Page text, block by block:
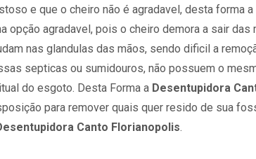
e que o cheiro não é agradavel, desta forma a
opção agradavel, pois o cheiro demora a sair
nas glandulas das mãos, sendo dificil a
septicas ou sumidouros, não possuem o
do esgoto. Desta Forma a Desentupidora
para remover quais quer resido de sua
Canto Florianopolis.